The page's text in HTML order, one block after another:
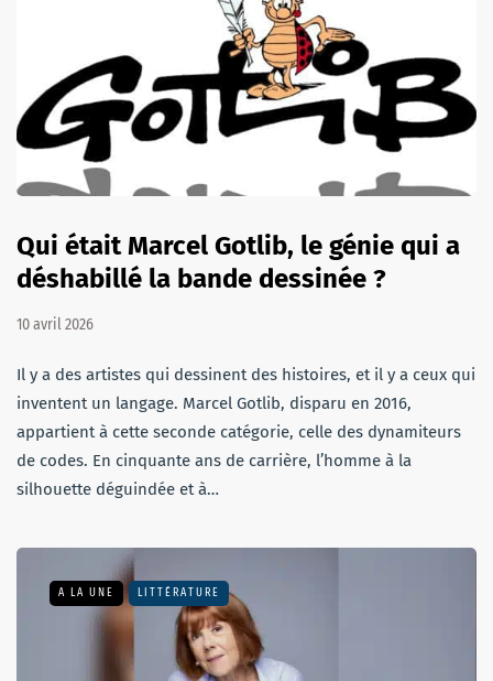
Qui était Marcel Gotlib, le génie qui a
déshabillé la bande dessinée ?
10 avril 2026
Il y a des artistes qui dessinent des histoires, et il y a ceux qui
inventent un langage. Marcel Gotlib, disparu en 2016,
appartient à cette seconde catégorie, celle des dynamiteurs
de codes. En cinquante ans de carrière, l’homme à la
silhouette déguindée et à…
A LA UNE LITTÉRATURE